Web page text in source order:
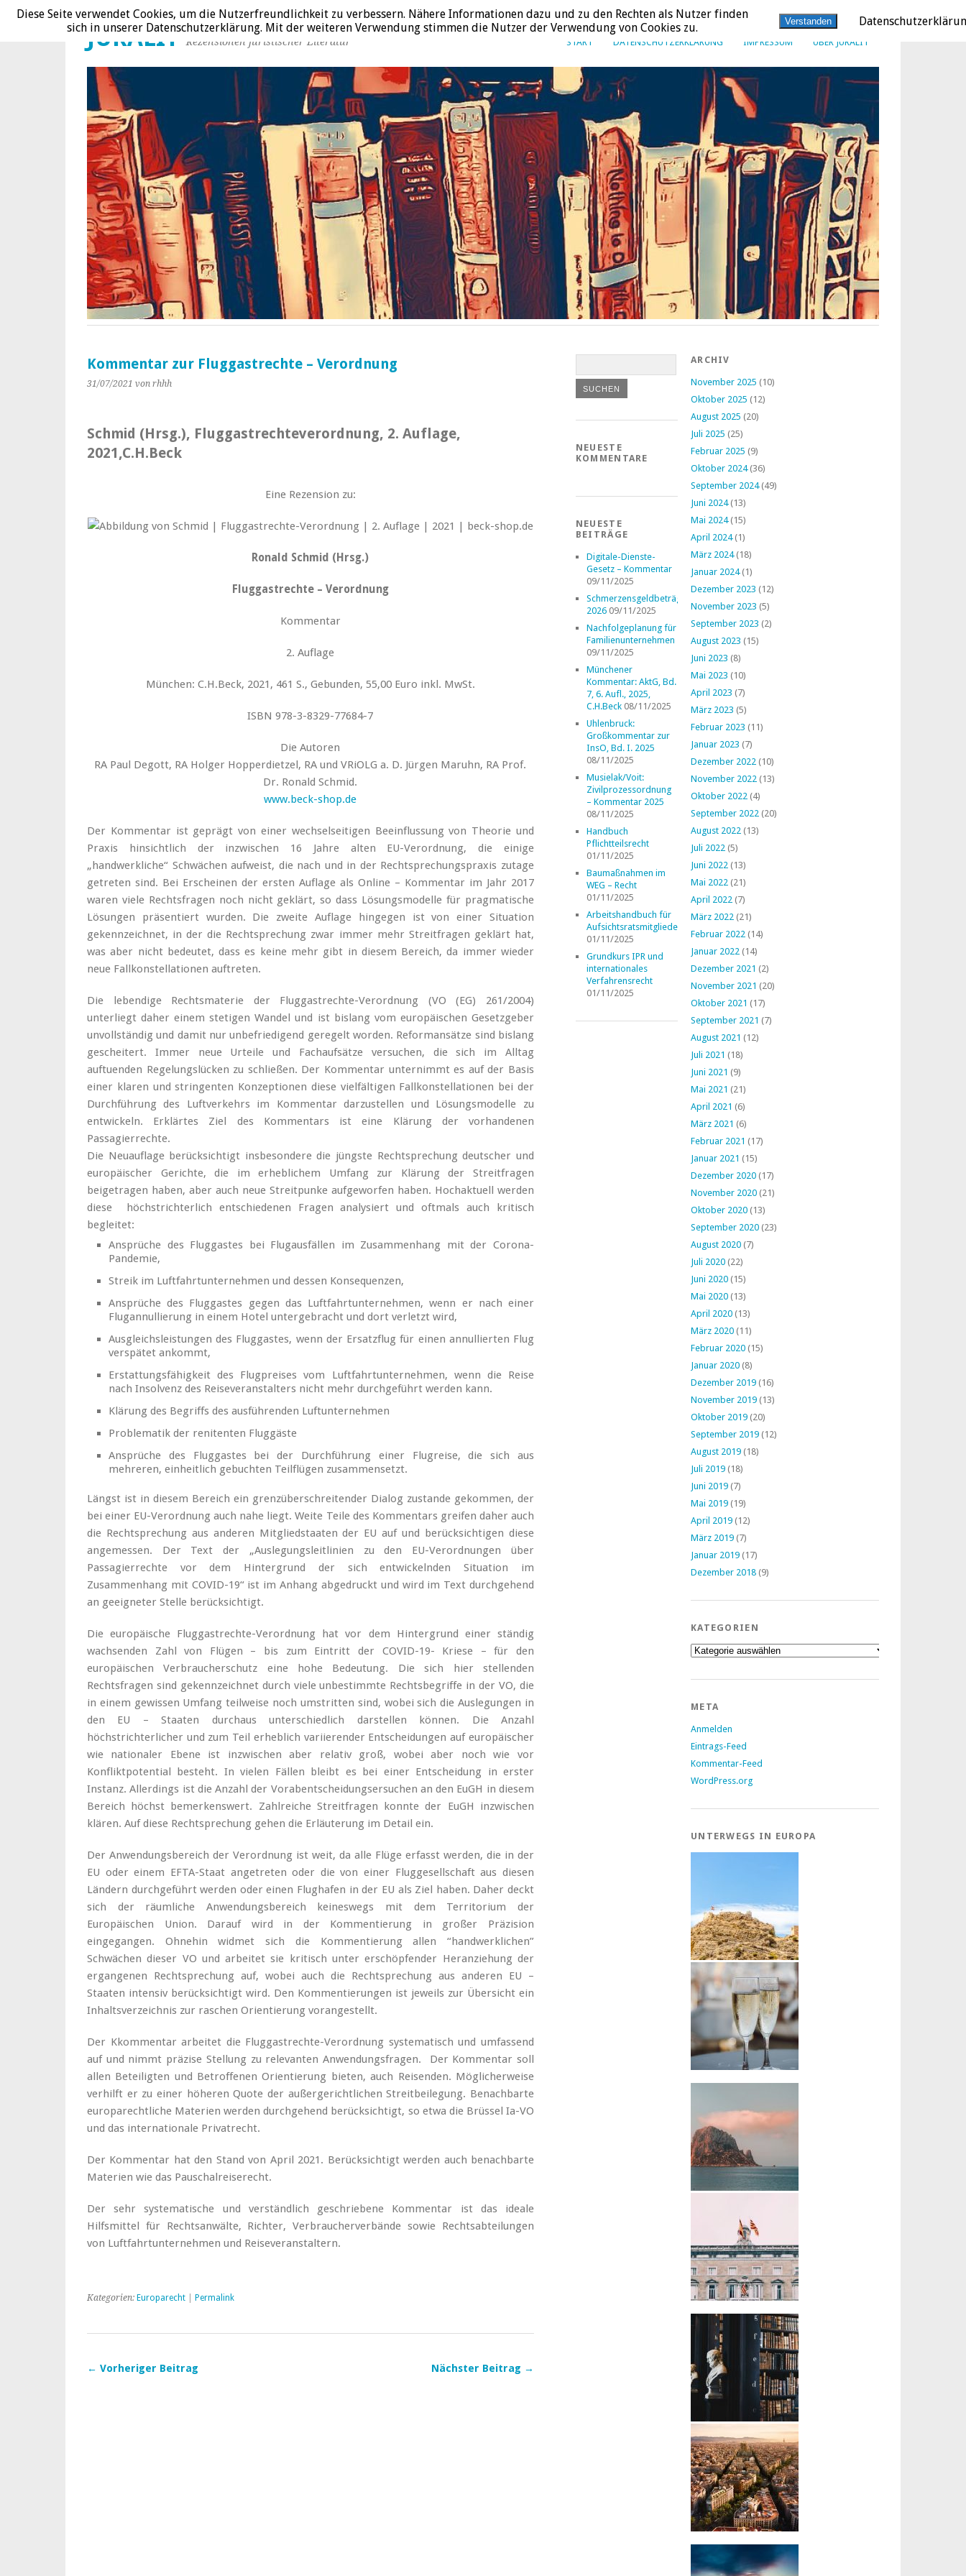
START DATENSCHUTZERKLÄRUNG IMPRESSUM ÜBER JURALIT
JURALIT Rezensionen juristischer Literatur
Kommentar zur Fluggastrechte – Verordnung
31/07/2021 von rhhh
Schmid (Hrsg.), Fluggastrechteverordnung, 2. Auflage,
2021,C.H.Beck
Eine Rezension zu:
Ronald Schmid (Hrsg.)
Fluggastrechte – Verordnung
Kommentar
2. Auflage
München: C.H.Beck, 2021, 461 S., Gebunden, 55,00 Euro inkl. MwSt.
ISBN 978-3-8329-77684-7
Die Autoren
RA Paul Degott, RA Holger Hopperdietzel, RA und VRiOLG a. D. Jürgen Maruhn, RA Prof.
Dr. Ronald Schmid.
www.beck-shop.de
Der Kommentar ist geprägt von einer wechselseitigen Beeinflussung von Theorie und
Praxis hinsichtlich der inzwischen 16 Jahre alten EU-Verordnung, die einige
„handwerkliche“ Schwächen aufweist, die nach und in der Rechtsprechungspraxis zutage
getreten sind. Bei Erscheinen der ersten Auflage als Online – Kommentar im Jahr 2017
waren viele Rechtsfragen noch nicht geklärt, so dass Lösungsmodelle für pragmatische
Lösungen präsentiert wurden. Die zweite Auflage hingegen ist von einer Situation
gekennzeichnet, in der die Rechtsprechung zwar immer mehr Streitfragen geklärt hat,
was aber nicht bedeutet, dass es keine mehr gibt in diesem Bereich, da immer wieder
neue Fallkonstellationen auftreten.
Die lebendige Rechtsmaterie der Fluggastrechte-Verordnung (VO (EG) 261/2004)
unterliegt daher einem stetigen Wandel und ist bislang vom europäischen Gesetzgeber
unvollständig und damit nur unbefriedigend geregelt worden. Reformansätze sind bislang
gescheitert. Immer neue Urteile und Fachaufsätze versuchen, die sich im Alltag
auftuenden Regelungslücken zu schließen. Der Kommentar unternimmt es auf der Basis
einer klaren und stringenten Konzeptionen diese vielfältigen Fallkonstellationen bei der
Durchführung des Luftverkehrs im Kommentar darzustellen und Lösungsmodelle zu
entwickeln. Erklärtes Ziel des Kommentars ist eine Klärung der vorhandenen
Passagierrechte.
Die Neuauflage berücksichtigt insbesondere die jüngste Rechtsprechung deutscher und
europäischer Gerichte, die im erheblichem Umfang zur Klärung der Streitfragen
beigetragen haben, aber auch neue Streitpunke aufgeworfen haben. Hochaktuell werden
diese höchstrichterlich entschiedenen Fragen analysiert und oftmals auch kritisch
begleitet:
Ansprüche des Fluggastes bei Flugausfällen im Zusammenhang mit der Corona-
Pandemie,
Streik im Luftfahrtunternehmen und dessen Konsequenzen,
Ansprüche des Fluggastes gegen das Luftfahrtunternehmen, wenn er nach einer
Flugannullierung in einem Hotel untergebracht und dort verletzt wird,
Ausgleichsleistungen des Fluggastes, wenn der Ersatzflug für einen annullierten Flug
verspätet ankommt,
Erstattungsfähigkeit des Flugpreises vom Luftfahrtunternehmen, wenn die Reise
nach Insolvenz des Reiseveranstalters nicht mehr durchgeführt werden kann.
Klärung des Begriffs des ausführenden Luftunternehmen
Problematik der renitenten Fluggäste
Ansprüche des Fluggastes bei der Durchführung einer Flugreise, die sich aus
mehreren, einheitlich gebuchten Teilflügen zusammensetzt.
Längst ist in diesem Bereich ein grenzüberschreitender Dialog zustande gekommen, der
bei einer EU-Verordnung auch nahe liegt. Weite Teile des Kommentars greifen daher auch
die Rechtsprechung aus anderen Mitgliedstaaten der EU auf und berücksichtigen diese
angemessen. Der Text der „Auslegungsleitlinien zu den EU-Verordnungen über
Passagierrechte vor dem Hintergrund der sich entwickelnden Situation im
Zusammenhang mit COVID-19“ ist im Anhang abgedruckt und wird im Text durchgehend
an geeigneter Stelle berücksichtigt.
Die europäische Fluggastrechte-Verordnung hat vor dem Hintergrund einer ständig
wachsenden Zahl von Flügen – bis zum Eintritt der COVID-19- Kriese – für den
europäischen Verbraucherschutz eine hohe Bedeutung. Die sich hier stellenden
Rechtsfragen sind gekennzeichnet durch viele unbestimmte Rechtsbegriffe in der VO, die
in einem gewissen Umfang teilweise noch umstritten sind, wobei sich die Auslegungen in
den EU – Staaten durchaus unterschiedlich darstellen können. Die Anzahl
höchstrichterlicher und zum Teil erheblich variierender Entscheidungen auf europäischer
wie nationaler Ebene ist inzwischen aber relativ groß, wobei aber noch wie vor
Konfliktpotential besteht. In vielen Fällen bleibt es bei einer Entscheidung in erster
Instanz. Allerdings ist die Anzahl der Vorabentscheidungsersuchen an den EuGH in diesem
Bereich höchst bemerkenswert. Zahlreiche Streitfragen konnte der EuGH inzwischen
klären. Auf diese Rechtsprechung gehen die Erläuterung im Detail ein.
Der Anwendungsbereich der Verordnung ist weit, da alle Flüge erfasst werden, die in der
EU oder einem EFTA-Staat angetreten oder die von einer Fluggesellschaft aus diesen
Ländern durchgeführt werden oder einen Flughafen in der EU als Ziel haben. Daher deckt
sich der räumliche Anwendungsbereich keineswegs mit dem Territorium der
Europäischen Union. Darauf wird in der Kommentierung in großer Präzision
eingegangen. Ohnehin widmet sich die Kommentierung allen “handwerklichen”
Schwächen dieser VO und arbeitet sie kritisch unter erschöpfender Heranziehung der
ergangenen Rechtsprechung auf, wobei auch die Rechtsprechung aus anderen EU –
Staaten intensiv berücksichtigt wird. Den Kommentierungen ist jeweils zur Übersicht ein
Inhaltsverzeichnis zur raschen Orientierung vorangestellt.
Der Kkommentar arbeitet die Fluggastrechte-Verordnung systematisch und umfassend
auf und nimmt präzise Stellung zu relevanten Anwendungsfragen. Der Kommentar soll
allen Beteiligten und Betroffenen Orientierung bieten, auch Reisenden. Möglicherweise
verhilft er zu einer höheren Quote der außergerichtlichen Streitbeilegung. Benachbarte
europarechtliche Materien werden durchgehend berücksichtigt, so etwa die Brüssel Ia-VO
und das internationale Privatrecht.
Der Kommentar hat den Stand von April 2021. Berücksichtigt werden auch benachbarte
Materien wie das Pauschalreiserecht.
Der sehr systematische und verständlich geschriebene Kommentar ist das ideale
Hilfsmittel für Rechtsanwälte, Richter, Verbraucherverbände sowie Rechtsabteilungen
von Luftfahrtunternehmen und Reiseveranstaltern.
Kategorien: Europarecht Permalink
← Vorheriger Beitrag Nächster Beitrag →
NEUESTE
KOMMENTARE
NEUESTE
BEITRÄGE
Digitale-Dienste-
Gesetz – Kommentar
09/11/2025
Schmerzensgeldbeträge
2026 09/11/2025
Nachfolgeplanung für
Familienunternehmen
09/11/2025
Münchener
Kommentar: AktG, Bd.
7, 6. Aufl., 2025,
C.H.Beck 08/11/2025
Uhlenbruck:
Großkommentar zur
InsO, Bd. I. 2025
08/11/2025
Musielak/Voit:
Zivilprozessordnung
– Kommentar 2025
08/11/2025
Handbuch
Pflichtteilsrecht
01/11/2025
Baumaßnahmen im
WEG – Recht
01/11/2025
Arbeitshandbuch für
Aufsichtsratsmitglieder
01/11/2025
Grundkurs IPR und
internationales
Verfahrensrecht
01/11/2025
ARCHIV
November 2025 (10)
Oktober 2025 (12)
August 2025 (20)
Juli 2025 (25)
Februar 2025 (9)
Oktober 2024(36)
September 2024(49)
Juni 2024(13)
Mai 2024(15)
April 2024(1)
März 2024(18)
Januar 2024(1)
Dezember 2023 (12)
November 2023 (5)
September 2023 (2)
August 2023 (15)
Juni 2023 (8)
Mai 2023 (10)
April 2023 (7)
März 2023 (5)
Februar 2023 (11)
Januar 2023 (7)
Dezember 2022 (10)
November 2022 (13)
Oktober 2022 (4)
September 2022 (20)
August 2022 (13)
Juli 2022 (5)
Juni 2022 (13)
Mai 2022 (21)
April 2022 (7)
März 2022 (21)
Februar 2022 (14)
Januar 2022 (14)
Dezember 2021 (2)
November 2021 (20)
Oktober 2021 (17)
September 2021 (7)
August 2021 (12)
Juli 2021 (18)
Juni 2021 (9)
Mai 2021 (21)
April 2021 (6)
März 2021 (6)
Februar 2021 (17)
Januar 2021 (15)
Dezember 2020 (17)
November 2020 (21)
Oktober 2020 (13)
September 2020 (23)
August 2020 (7)
Juli 2020 (22)
Juni 2020 (15)
Mai 2020 (13)
April 2020 (13)
März 2020 (11)
Februar 2020 (15)
Januar 2020 (8)
Dezember 2019 (16)
November 2019 (13)
Oktober 2019 (20)
September 2019 (12)
August 2019 (18)
Juli 2019 (18)
Juni 2019 (7)
Mai 2019 (19)
April 2019 (12)
März 2019 (7)
Januar 2019 (17)
Dezember 2018 (9)
KATEGORIEN
Kategorien
META
Anmelden
Eintrags-Feed
Kommentar-Feed
WordPress.org
UNTERWEGS IN EUROPA
Diese Seite verwendet Cookies, um die Nutzerfreundlichkeit zu verbessern. Nähere Informationen dazu und zu den Rechten als Nutzer finden
sich in unserer Datenschutzerklärung. Mit der weiteren Verwendung stimmen die Nutzer der Verwendung von Cookies zu.
Verstanden